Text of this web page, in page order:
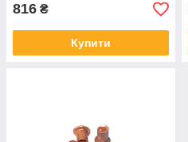
816 ₴
Купити